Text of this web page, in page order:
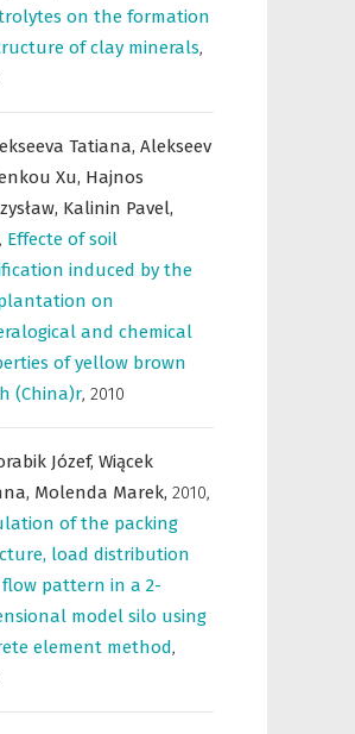
on the formation
of clay minerals,
Tatiana, Alekseev
Xu, Hajnos
Kalinin Pavel,
, Effecte of soil
induced by the
on
and chemical
of yellow brown
(China)r, 2010
Józef, Wiącek
Molenda Marek, 2010,
of the packing
load distribution
pattern in a 2-
model silo using
element method,